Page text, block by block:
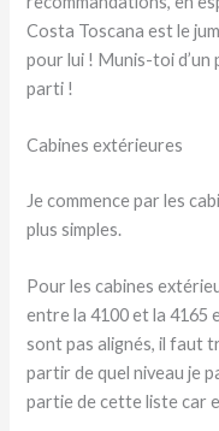
Costa Toscana est le
pour lui ! Munis-toi d’un
parti !
Cabines extérieures
Je commence par les
plus simples.
Pour les cabines
entre la 4100 et la 4165
sont pas alignés, il faut
partir de quel niveau je
partie de cette liste car